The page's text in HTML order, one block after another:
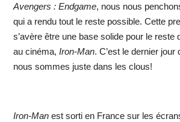
Avengers : Endgame, nous nous
qui a rendu tout le reste possible. Cette
s’avère être une base solide pour le reste
au cinéma, Iron-Man. C’est le dernier jour
nous sommes juste dans les clous!
Iron-Manest sorti en France sur les